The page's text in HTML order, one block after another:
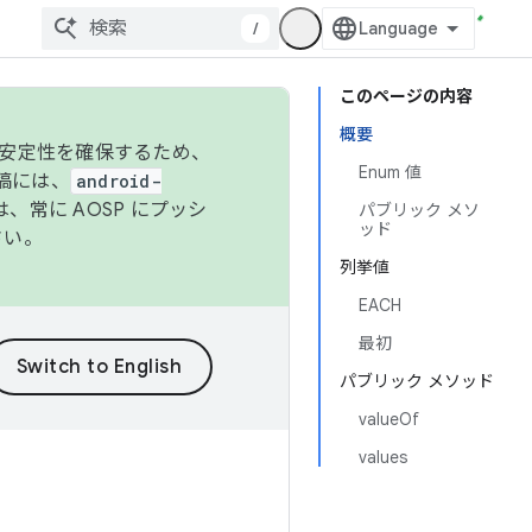
/
このページの内容
概要
Enum 値
パブリック メソ
ッド
列挙値
EACH
最初
パブリック メソッド
valueOf
values
性を確保するため、
は、
android-
常に AOSP にプッシ
。